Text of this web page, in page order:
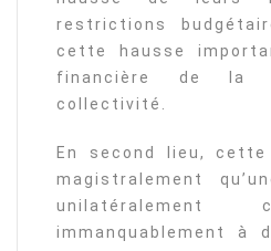
restrictions
cette hausse
financière de la
collectivité.
En second lieu, cette
magistralement
unilatéralement
immanquablement à